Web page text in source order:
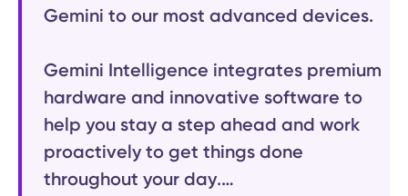
Gemini to our most advanced devices.
Gemini Intelligence integrates premium
hardware and innovative software to
help you stay a step ahead and work
proactively to get things done
throughout your day.…